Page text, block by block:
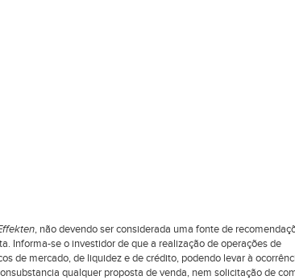
, não devendo ser considerada uma fonte de
Informa-se o investidor de que a realização de operações de
de mercado, de liquidez e de crédito, podendo levar à
qualquer proposta de venda, nem solicitação de